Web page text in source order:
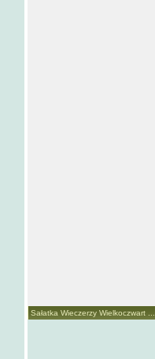
Sałatka Wieczerzy Wielkoczwart ...